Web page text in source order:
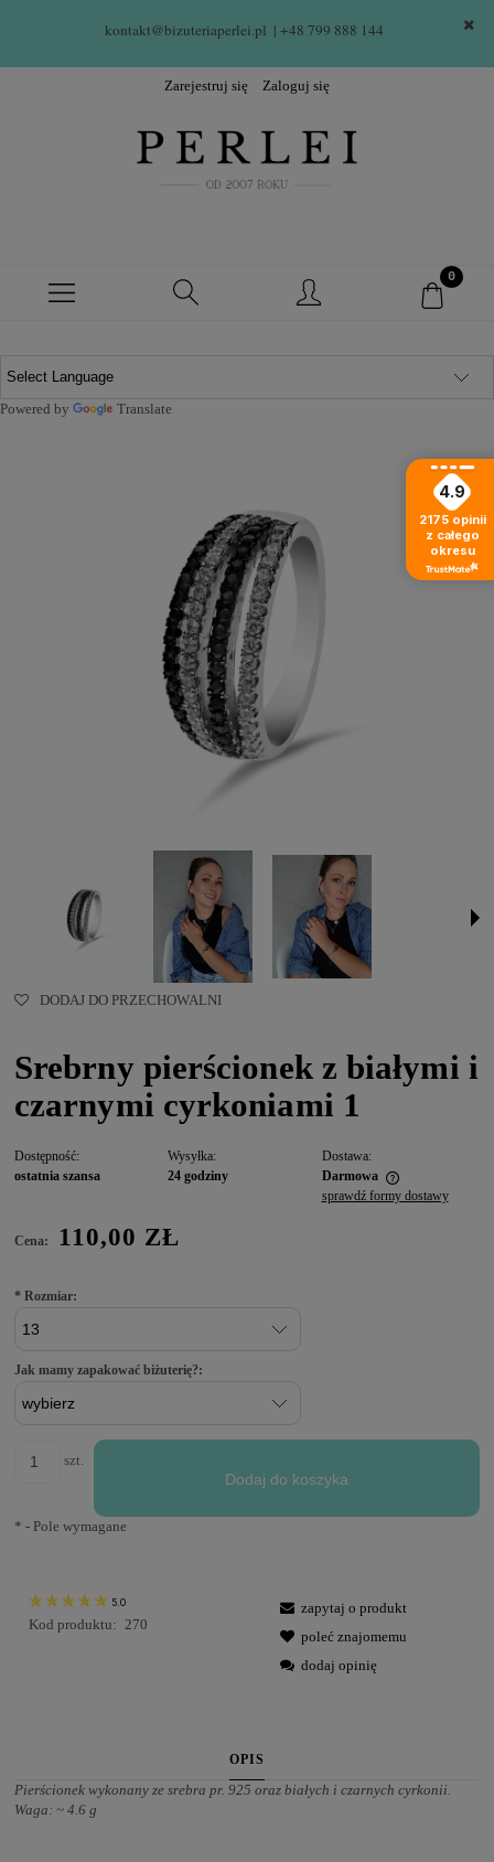
kontakt@bizuteriaperlei.pl | +48 799 888 144
Zarejestruj się Zaloguj się
Powered by Translate
DODAJ DO PRZECHOWALNI
Srebrny pierścionek z białymi i
czarnymi cyrkoniami 1
Dostępność:
ostatnia szansa
Wysyłka:
24 godziny
Dostawa:
Darmowa
sprawdź formy dostawy
Cena: 110,00 ZŁ
* Rozmiar:
Jak mamy zapakować biżuterię?:
szt.
Dodaj do koszyka
* - Pole wymagane
5.0
Kod produktu: 270
zapytaj o produkt
poleć znajomemu
dodaj opinię
OPIS
Pierścionek wykonany ze srebra pr. 925 oraz białych i czarnych cyrkonii.
Waga: ~ 4.6 g
4.9
2175 opinii
z całego
okresu